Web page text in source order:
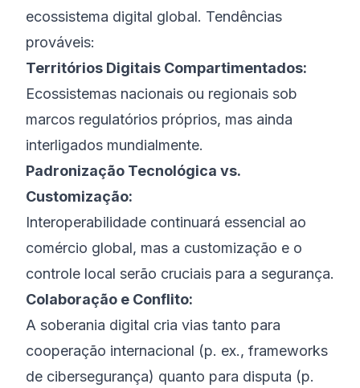
ecossistema digital global. Tendências
prováveis:
Territórios Digitais Compartimentados:
Ecossistemas nacionais ou regionais sob
marcos regulatórios próprios, mas ainda
interligados mundialmente.
Padronização Tecnológica vs.
Customização:
Interoperabilidade continuará essencial ao
comércio global, mas a customização e o
controle local serão cruciais para a segurança.
Colaboração e Conflito:
A soberania digital cria vias tanto para
cooperação internacional (p. ex., frameworks
de cibersegurança) quanto para disputa (p.